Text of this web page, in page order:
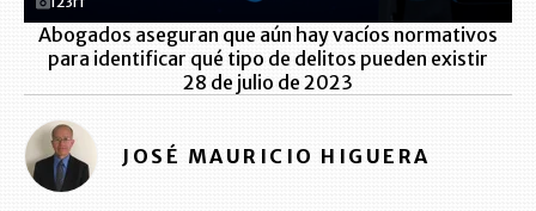
Abogados aseguran que aún hay vacíos normativos
para identificar qué tipo de delitos pueden existir
28 de julio de 2023
JOSÉ MAURICIO HIGUERA